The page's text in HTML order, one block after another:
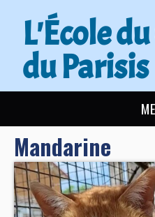
L'École
du Parisis
L’ÉCOLE DU CHAT
ACTUALITÉS
Mandarine